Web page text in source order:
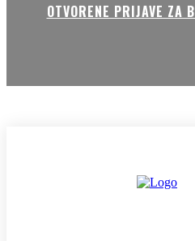
OTVORENE PRIJAVE ZA